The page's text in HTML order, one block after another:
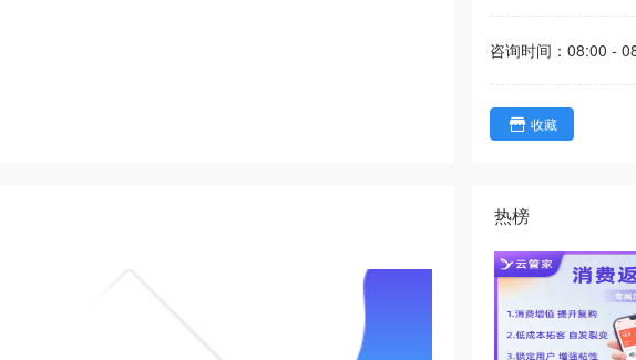
咨询时间： 08:00 -
收藏
热榜